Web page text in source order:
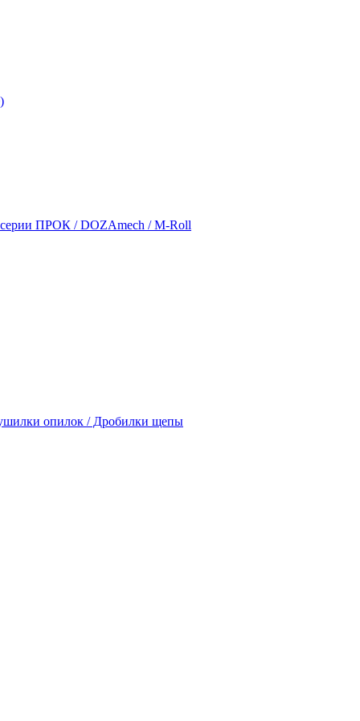
ПРОК / DOZAmech / M-Roll
опилок / Дробилки щепы